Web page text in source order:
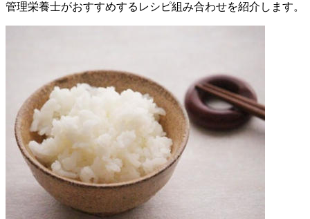
管理栄養士がおすすめするレシピ組み合わせを紹介します。